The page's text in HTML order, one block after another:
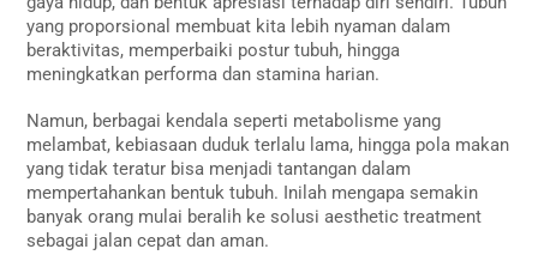
yang proporsional membuat kita lebih nyaman dalam
beraktivitas, memperbaiki postur tubuh, hingga
meningkatkan performa dan stamina harian.
Namun, berbagai kendala seperti metabolisme yang
melambat, kebiasaan duduk terlalu lama, hingga pola makan
yang tidak teratur bisa menjadi tantangan dalam
mempertahankan bentuk tubuh. Inilah mengapa semakin
banyak orang mulai beralih ke solusi aesthetic treatment
sebagai jalan cepat dan aman.